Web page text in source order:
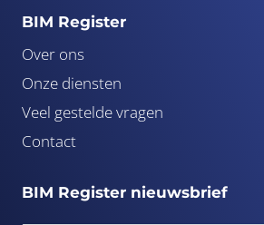
BIM Register
Over ons
Onze diensten
Veel gestelde vragen
Contact
BIM Register nieuwsbrief